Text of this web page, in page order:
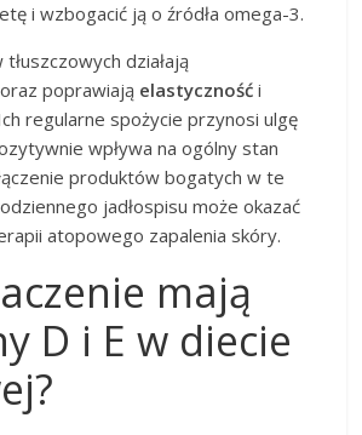
i wzbogacić ją o źródła omega-3.
działają
oraz poprawiają elastyczność i
regularne spożycie przynosi ulgę
wpływa na ogólny stan
produktów bogatych w te
jadłospisu może okazać
atopowego zapalenia skóry.
mają
D i E w diecie